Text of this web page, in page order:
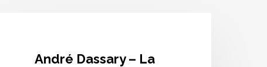
André Dassary – La